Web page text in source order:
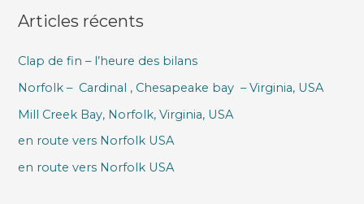
h
r
c
h
e
Articles récents
Clap de fin – l’heure des bilans
Norfolk – Cardinal , Chesapeake bay – Virginia, USA
Mill Creek Bay, Norfolk, Virginia, USA
en route vers Norfolk USA
en route vers Norfolk USA